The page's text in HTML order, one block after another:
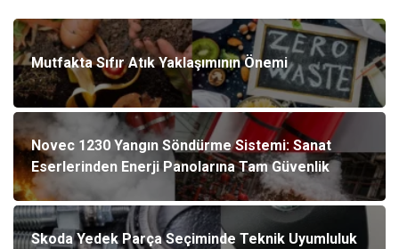
Mutfakta Sıfır Atık Yaklaşımının Önemi
Novec 1230 Yangın Söndürme Sistemi: Sanat
Eserlerinden Enerji Panolarına Tam Güvenlik
Skoda Yedek Parça Seçiminde Teknik Uyumluluk